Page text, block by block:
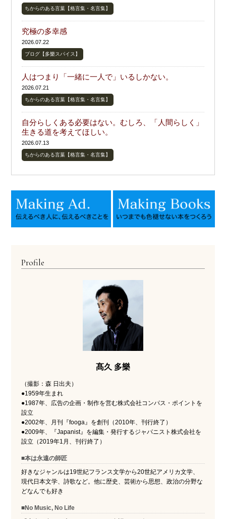
ちからのある言葉【格言集・名言集】
究極の多幸感
2026.07.22
ブログ【多樂スパイス】
人はつまり「一緒に一人で」いるしかない。
2026.07.21
ちからのある言葉【格言集・名言集】
自分らしくある必要はない。むしろ、「人間らしく」
生きる道を考えてほしい。
2026.07.13
ちからのある言葉【格言集・名言集】
Profile
髙久 多樂
（撮影：森 日出夫）
●1959年生まれ
●1987年、広告の企画・制作を営む株式会社コンパス・ポイントを
設立
●2002年、月刊『fooga』を創刊（2010年、刊行終了）
●2009年、『Japanist』を編集・発行するジャパニスト株式会社を
設立（2019年1月、刊行終了）
■本は永遠の師匠
好きなジャンルは19世紀フランス文学から20世紀アメリカ文学、
現代日本文学、詩歌など。他に歴史、芸術から思想、政治の分野な
どなんでも好き
■No Music, No Life